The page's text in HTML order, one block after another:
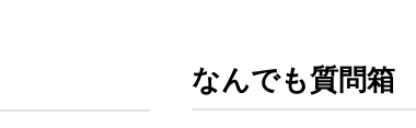
なんでも質問箱